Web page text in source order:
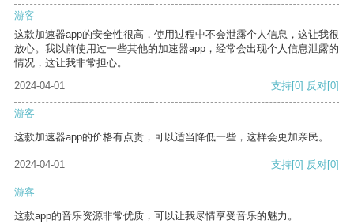
游客
这款加速器app的安全性很高，使用过程中不会泄露个人信息，这让我很
放心。我以前使用过一些其他的加速器app，经常会出现个人信息泄露的
情况，这让我非常担心。
2024-04-01
支持[0] 反对[0]
游客
这款加速器app的价格有点贵，可以适当降低一些，这样会更加亲民。
2024-04-01 支持[0] 反对[0]
游客
这款app的音乐资源非常优质，可以让我尽情享受音乐的魅力。